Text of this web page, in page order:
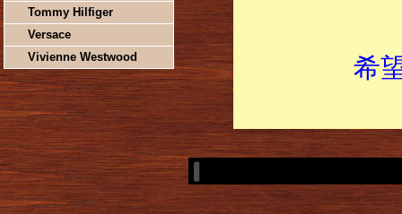
Tommy Hilfiger
Versace
Vivienne Westwood
希